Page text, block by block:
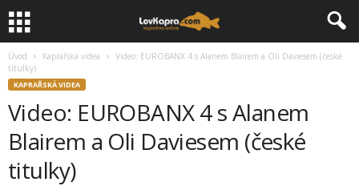
Úvod Kaprařská videa
Video: EUROBANX 4 s Alanem Blairem a Oli Daviesem (české
titulky)
KAPRAŘSKÁ VIDEA
Video: EUROBANX 4 s Alanem
Blairem a Oli Daviesem (české
titulky)